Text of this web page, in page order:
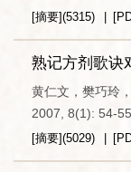
[摘要](5315)
熟记方剂歌诀
黄仁文，樊巧玲
2007, 8(1): 54-55.
[摘要](5029)